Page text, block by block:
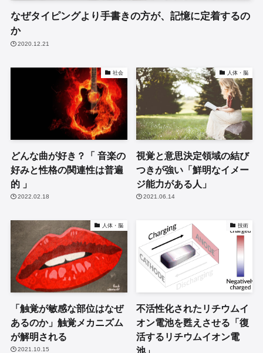
なぜタイピングより手書きの方が、記憶に定着するの
か
2020.12.21
社会
どんな曲が好き？「 音楽の
好みと性格の関連性は普遍
的 」
2022.02.18
人体・脳
視覚と意思決定領域の結び
つきが強い「鮮明なイメー
ジ能力がある人」
2021.06.14
人体・脳
「触覚が敏感な部位はなぜ
あるのか」触覚メカニズム
が解明される
2021.10.15
技術
不活性化されたリチウムイ
オン電池を甦えさせる「復
活するリチウムイオン電
池」